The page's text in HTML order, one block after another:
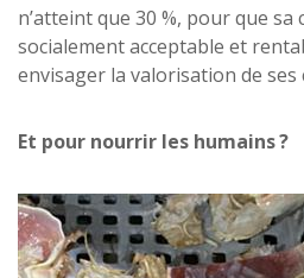
n’atteint que 30 %, pour que
socialement acceptable et
envisager la valorisation de ses
Et pour nourrir les humains?